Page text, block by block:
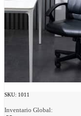
SKU: 1011
Inventario Global: